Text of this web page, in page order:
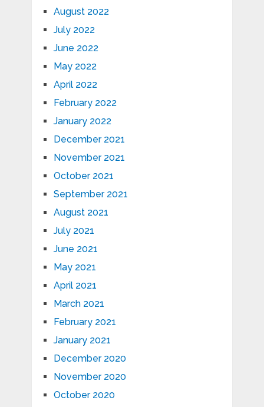
August 2022
July 2022
June 2022
May 2022
April 2022
February 2022
January 2022
December 2021
November 2021
October 2021
September 2021
August 2021
July 2021
June 2021
May 2021
April 2021
March 2021
February 2021
January 2021
December 2020
November 2020
October 2020